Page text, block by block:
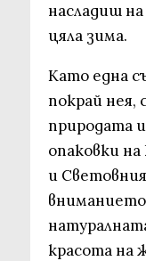
насладиш
цяла зима.
Като една
покрай нея,
природата
опаковки
и
красота на